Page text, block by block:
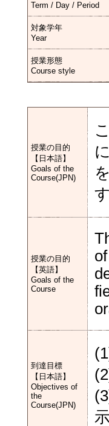
Term / Day / Period
対象学年
Year
授業形態
Course style
授業の目的
【日本語】
Goals of the
Course(JPN)
授業の目的
【英語】
Goals of the
Course
到達目標
【日本語】
Objectives of
the
Course(JPN)